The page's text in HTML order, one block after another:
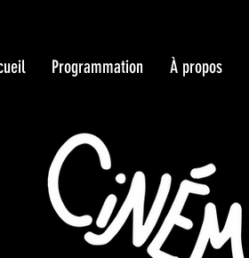
Programmation À propos